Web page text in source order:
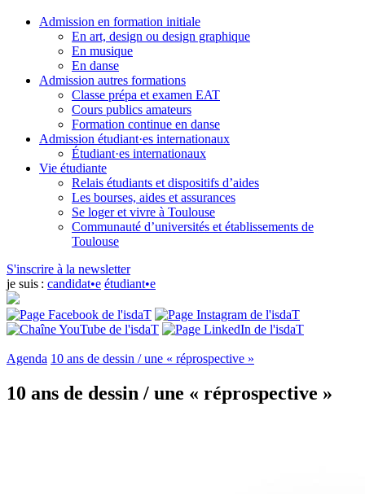
Admission en formation initiale
En art, design ou design graphique
En musique
En danse
Admission autres formations
Classe prépa et examen EAT
Cours publics amateurs
Formation continue en danse
Admission étudiant·es internationaux
Étudiant·es internationaux
Vie étudiante
Relais étudiants et dispositifs d’aides
Les bourses, aides et assurances
Se loger et vivre à Toulouse
Communauté d’universités et établissements de
Toulouse
S'inscrire à la newsletter
je suis : candidat•e étudiant•e
Agenda 10 ans de dessin / une « réprospective »
10 ans de dessin / une « réprospective »